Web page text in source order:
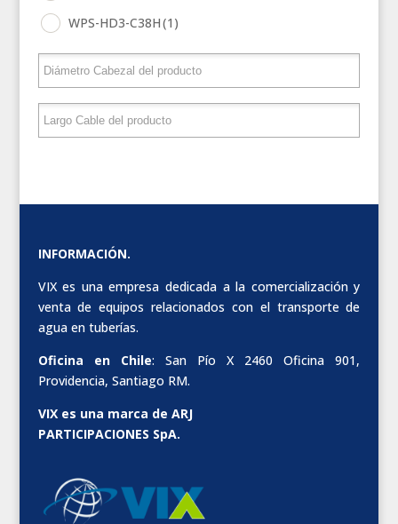
WPS-HD3-C38H(1)
INFORMACIÓN.
VIX es una empresa dedicada a la comercialización y
venta de equipos relacionados con el transporte de
agua en tuberías.
Oficina en Chile: San Pío X 2460 Oficina 901,
Providencia, Santiago RM.
VIX es una marca de ARJ
PARTICIPACIONES SpA.